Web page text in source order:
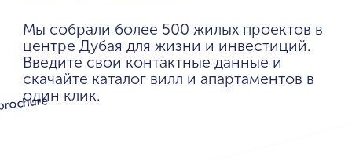
Мы собрали более 500 жилых проектов в
центре Дубая для жизни и инвестиций.
Введите свои контактные данные и
скачайте каталог вилл и апартаментов в
один клик.